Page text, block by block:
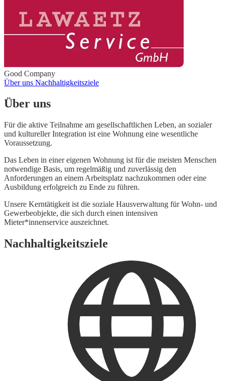
Good Company
Über uns Nachhaltigkeitsziele
Über uns
Für die aktive Teilnahme am gesellschaftlichen Leben, an sozialer
und kultureller Integration ist eine Wohnung eine wesentliche
Voraussetzung.
Das Leben in einer eigenen Wohnung ist für die meisten Menschen
notwendige Basis, um regelmäßig und zuverlässig den
Anforderungen an einem Arbeitsplatz nachzukommen oder eine
Ausbildung erfolgreich zu Ende zu führen.
Unsere Kerntätigkeit ist die soziale Hausverwaltung für Wohn- und
Gewerbeobjekte, die sich durch einen intensiven
Mieter*innenservice auszeichnet.
Nachhaltigkeitsziele